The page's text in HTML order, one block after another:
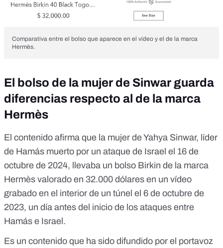
Comparativa entre el bolso que aparece en el vídeo y el de la marca
Hermès.
El bolso de la mujer de Sinwar guarda
diferencias respecto al de la marca
Hermès
El contenido afirma que la mujer de Yahya Sinwar, líder
de Hamás muerto por un ataque de Israel el 16 de
octubre de 2024, llevaba un bolso Birkin de la marca
Hermès valorado en 32.000 dólares en un vídeo
grabado en el interior de un túnel el 6 de octubre de
2023, un día antes del inicio de los ataques entre
Hamás e Israel .
Es un contenido que ha sido difundido por el portavoz